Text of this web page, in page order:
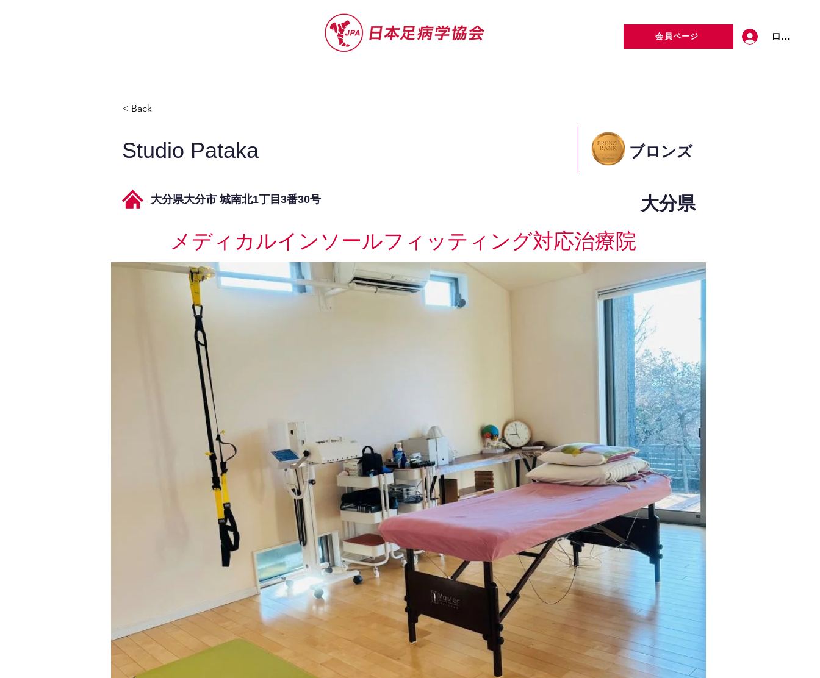
会員ページ ログイン
< Back
Studio Pataka ブロンズ
大分県大分市 城南北1丁目3番30号 大分県
メディカルインソールフィッティング対応治療院